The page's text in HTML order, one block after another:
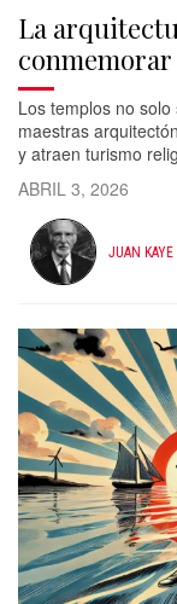
La
Los templos no
maestras
y atraen turismo
ABRIL 3, 2026
JUAN KAYE